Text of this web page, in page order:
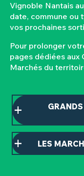
Vignoble Nantais
date, commune ou
vos prochaines
Pour prolonger
pages dédiées aux
Marchés du
GRANDS
LES